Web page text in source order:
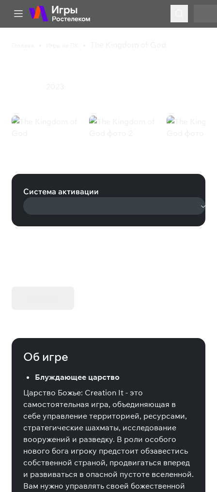
Система активации
Об игре
Блуждающее царство
Царство Божье: Creation It - это
самостоятельная игра, объединяющая в
себе управление территорией, ресурсами,
стратегические шахматы, исследование
вооружений и разведку. В роли особого
нового бога игроку предстоит обзавестись
собственной страной, продвигаться вперед
и развиваться в опасной пустоте вселенной.
Вам нужно управлять своей божественной